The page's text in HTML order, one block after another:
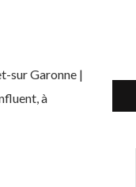
sur Garonne |
à